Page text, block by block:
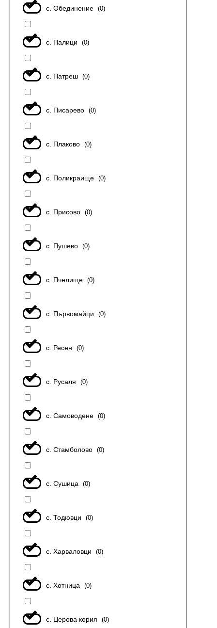
с. Обединение (0)
с. Палици (0)
с. Патреш (0)
с. Писарево (0)
с. Плаково (0)
с. Поликраище (0)
с. Присово (0)
с. Пушево (0)
с. Пчелище (0)
с. Първомайци (0)
с. Ресен (0)
с. Русаля (0)
с. Самоводене (0)
с. Стамболово (0)
с. Сушица (0)
с. Тодювци (0)
с. Харваловци (0)
с. Хотница (0)
с. Церова кория (0)